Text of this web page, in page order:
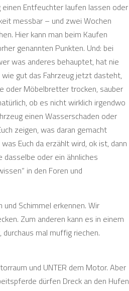
einen Entfeuchter laufen lassen oder
messbar – und zwei Wochen
Hier kann man beim Kaufen
genannten Punkten. Und: bei
was anderes behauptet, hat nie
wie gut das Fahrzeug jetzt dasteht,
oder Möbelbretter trocken, sauber
ob es nicht wirklich irgendwo
einen Wasserschaden oder
zeigen, was daran gemacht
Euch da erzählt wird, ok ist, dann
dasselbe oder ein ähnliches
in den Foren und
Schimmel erkennen. Wir
Zum anderen kann es in einem
mal muffig riechen.
und UNTER dem Motor. Aber
dürfen Dreck an den Hufen